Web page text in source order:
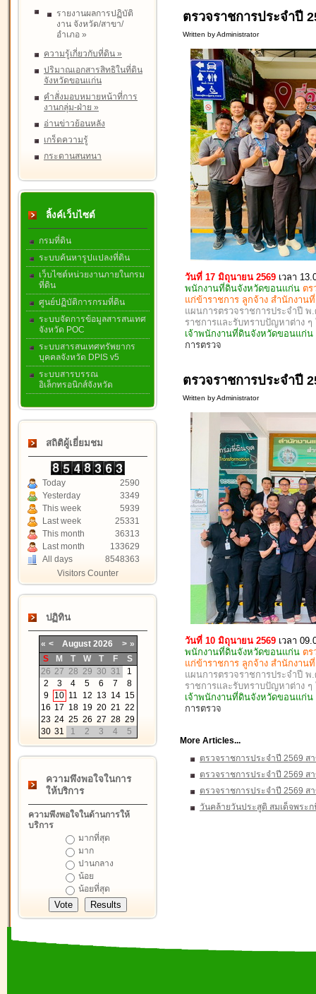
รายงานผลการปฏิบัติ
งาน จังหวัด/สาขา/
อำเภอ »
ความรู้เกี่ยวกับที่ดิน »
ปริมาณเอกสารสิทธิในที่ดิน
จังหวัดขอนแก่น
คำสั่งมอบหมายหน้าที่การ
งานกลุ่ม-ฝ่าย »
อ่านข่าวย้อนหลัง
เกร็ดความรู้
กระดานสนทนา
ลิ้งค์เว็บไซต์
กรมที่ดิน
ระบบค้นหารูปแปลงที่ดิน
เว็บไซต์หน่วยงานภายในกรม
ที่ดิน
ศูนย์ปฏิบัติการกรมที่ดิน
ระบบจัดการข้อมูลสารสนเทศ
จังหวัด POC
ระบบสารสนเทศทรัพยากร
บุคคลจังหวัด DPIS v5
ระบบสารบรรณ
อิเล็กทรอนิกส์จังหวัด
สถิติผู้เยี่ยมชม
Today
2590
Yesterday
3349
This week
5939
Last week
25331
This month
36313
Last month
133629
All days
8548363
Visitors Counter
ปฏิทิน
« < August 2026 > »
S
M T W T F
S
26 27 28 29 30 31
1
2
3 4 5 6 7
8
9
10 11 12 13 14 15
16 17 18 19 20 21 22
23 24 25 26 27 28 29
30 31 1 2 3 4 5
ความพึงพอใจในการ
ให้บริการ
ความพึงพอใจในด้านการให้
บริการ
มากที่สุด
มาก
ปานกลาง
น้อย
น้อยที่สุด
ตรวจราชการประจำปี
Written by Administrator
วันที่ 17 มิถุนายน 2569 เวลา
พนักงานที่ดินจังหวัดขอนแก่น ตร
แก่ข้าราชการ ลูกจ้าง สำนักงา
แผนการตรวจราชการประจำปี พ
ราชการและรับทราบปัญหาต่าง
เจ้าพนักงานที่ดินจังหวัดขอนแก่
การตรวจ
ตรวจราชการประจำปี
Written by Administrator
วันที่ 10 มิถุนายน 2569 เวลา
พนักงานที่ดินจังหวัดขอนแก่น ตร
แก่ข้าราชการ ลูกจ้าง สำนักงา
แผนการตรวจราชการประจำปี พ
ราชการและรับทราบปัญหาต่าง
เจ้าพนักงานที่ดินจังหวัดขอนแก่
การตรวจ
More Articles...
ตรวจราชการประจำปี 2569 ส
ตรวจราชการประจำปี 2569 ส
ตรวจราชการประจำปี 2569 ส
วันคล้ายวันประสูติ สมเด็จพระก